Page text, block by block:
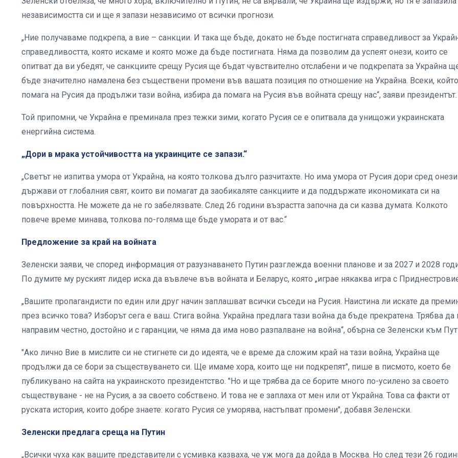
независимостта си и ще я запази независимо от всички прогнози.
„Ние получаваме подкрепа, а вие – санкции. И така ще бъде, докато не бъде постигната справедливост за
справедливостта, която искаме и която може да бъде постигната. Няма да позволим да успеят онези, които се
опитват да ви убедят, че санкциите срещу Русия ще бъдат чувствително отслабени и че подкрепата за Украйна
бъде значително намалена без съществени промени във вашата позиция по отношение на Украйна. Всеки, който
помага на Русия да продължи тази война, избира да помага на Русия във войната срещу нас“, заяви президентът.
Той припомни, че Украйна е преминала през тежки зими, когато Русия се е опитвала да унищожи украинската
енергийна система.
„Дори в мрака устойчивостта на украинците се запази.“
„Светът не изпитва умора от Украйна, на която толкова дълго разчитахте. Но има умора от Русия дори сред онези
държави от глобалния свят, които ви помагат да заобикаляте санкциите и да поддържате икономиката си на
повърхността. Не можете да не го забелязвате. След 26 години възрастта започна да си казва думата. Колкото
повече време минава, толкова по-голяма ще бъде умората и от вас.“
Предложение за край на войната
Зеленски заяви, че според информация от разузнаването Путин разглежда военни планове и за 2027 и 2028
По думите му руският лидер иска да въвлече във войната и Беларус, която „играе някаква игра с
„Вашите пропагандисти по един или друг начин заплашват всички съседи на Русия. Наистина ли искате да
през всичко това? Изборът сега е ваш. Стига война. Украйна предлага тази война да бъде прекратена. Трябва да
направим честно, достойно и с гаранции, че няма да има ново разпалване на война“, обърна се Зеленски към
"Ако лично Вие в мислите си не стигнете си до идеята, че е време да сложим край на тази война, Украйна ще
продължи да се бори за съществуването си. Ще имаме хора, които ще ни подкрепят", пише в писмото, което бе
публикувано на сайта на украинското президентство. "Но и ще трябва да се борите много по-усилено за своето
съществуване - не на Русия, а за своето собствено. И това не е заплаха от мен или от Украйна. Това са факти от
руската история, които добре знаете: когато Русия се уморява, настъпват промени", добавя Зеленски.
Зеленски предлага среща на Путин
„Всички чуха как вашите представители с усмивка казваха, че уж мога да дойда в Москва. Но след тези 26